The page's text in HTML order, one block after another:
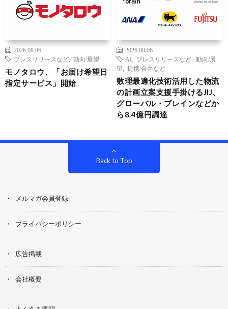
2026.08.06
プレスリリースなど
動向/展望
モノタロウ、「お届け希望日
指定サービス」開始
2026.08.06
AI
プレスリリースなど
動向/展
望
提携/合弁など
数理最適化技術活用した物流
の計画立案支援手掛けるJIJ、
グローバル・ブレインなどか
ら8.4億円調達
Back to Top
メルマガ会員登録
プライバシーポリシー
広告掲載
会社概要